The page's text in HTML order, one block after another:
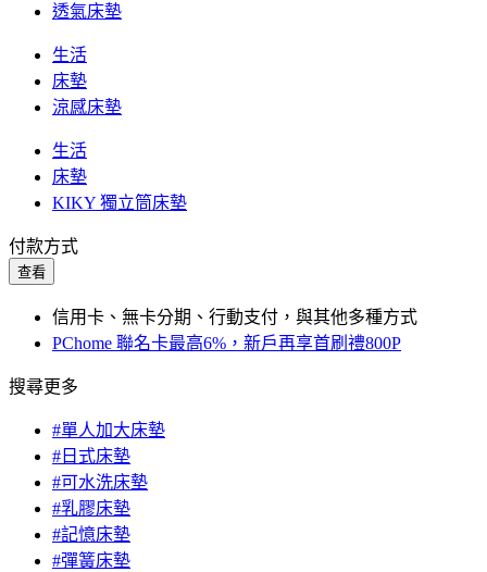
透氣床墊
生活
床墊
涼感床墊
生活
床墊
KIKY 獨立筒床墊
付款方式
查看
信用卡、無卡分期、行動支付，與其他多種方式
PChome 聯名卡最高6%，新戶再享首刷禮800P
搜尋更多
#單人加大床墊
#日式床墊
#可水洗床墊
#乳膠床墊
#記憶床墊
#彈簧床墊